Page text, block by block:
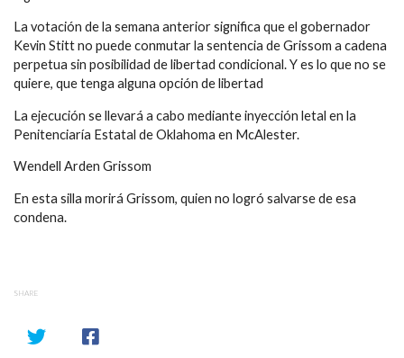
La votación de la semana anterior significa que el gobernador
Kevin Stitt no puede conmutar la sentencia de Grissom a cadena
perpetua sin posibilidad de libertad condicional. Y es lo que no se
quiere, que tenga alguna opción de libertad
La ejecución se llevará a cabo mediante inyección letal en la
Penitenciaría Estatal de Oklahoma en McAlester.
Wendell Arden Grissom
En esta silla morirá Grissom, quien no logró salvarse de esa
condena.
SHARE